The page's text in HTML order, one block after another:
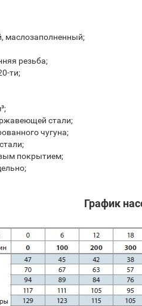
маслозаполненный;
резьба;
ти;
стали;
чугуна;
покрытием;
График